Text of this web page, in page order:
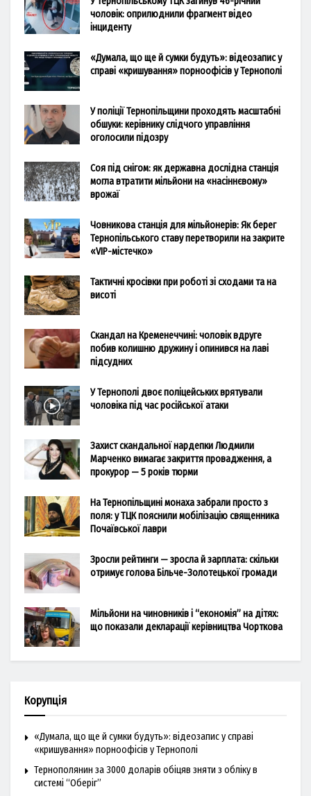
чоловік: оприлюднили фрагмент відео
інциденту
«Думала, що ще й сумки будуть»: відеозапис у
справі «кришування» порноофісів у Тернополі
У поліції Тернопільщини проходять масштабні
обшуки: керівнику слідчого управління
оголосили підозру
Соя під снігом: як державна дослідна станція
могла втратити мільйони на «насіннєвому»
врожаї
Човникова станція для мільйонерів: Як берег
Тернопільського ставу перетворили на закрите
«VIP-містечко»
Тактичні кросівки при роботі зі сходами та на
висоті
Скандал на Кременеччині: чоловік вдруге
побив колишню дружину і опинився на лаві
підсудних
У Тернополі двоє поліцейських врятували
чоловіка під час російської атаки
Захист скандальної нардепки Людмили
Марченко вимагає закриття провадження, а
прокурор — 5 років тюрми
На Тернопільщині монаха забрали просто з
поля: у ТЦК пояснили мобілізацію священника
Почаївської лаври
Зросли рейтинги — зросла й зарплата: скільки
отримує голова Більче-Золотецької громади
Мільйони на чиновників і “економія” на дітях:
що показали декларації керівництва Чорткова
Корупція
«Думала, що ще й сумки будуть»: відеозапис у справі
«кришування» порноофісів у Тернополі
Тернополянин за 3000 доларів обіцяв зняти з обліку в
системі “Оберіг”